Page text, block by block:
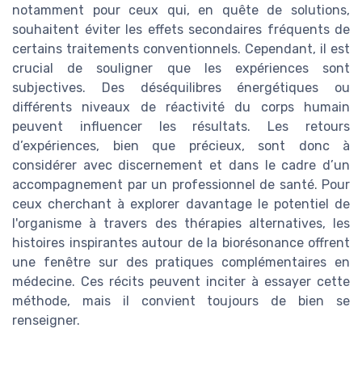
notamment pour ceux qui, en quête de solutions,
souhaitent éviter les effets secondaires fréquents de
certains traitements conventionnels. Cependant, il est
crucial de souligner que les expériences sont
subjectives. Des déséquilibres énergétiques ou
différents niveaux de réactivité du corps humain
peuvent influencer les résultats. Les retours
d’expériences, bien que précieux, sont donc à
considérer avec discernement et dans le cadre d’un
accompagnement par un professionnel de santé. Pour
ceux cherchant à explorer davantage le potentiel de
l'organisme à travers des thérapies alternatives, les
histoires inspirantes autour de la biorésonance offrent
une fenêtre sur des pratiques complémentaires en
médecine. Ces récits peuvent inciter à essayer cette
méthode, mais il convient toujours de bien se
renseigner.